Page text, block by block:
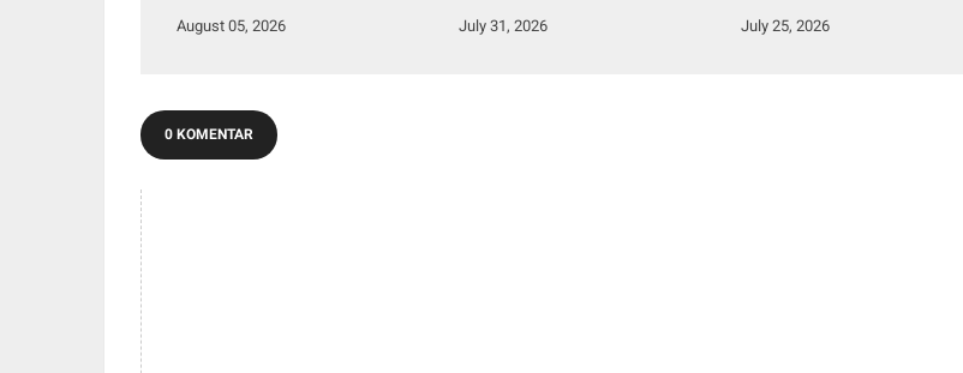
PASAR! BUPATI WAJIB
RUMAH
August 05, 2026
Nikah
July 31, 2026
PLT DAN BERSIHKAN
July 25, 2026
0 KOMENTAR